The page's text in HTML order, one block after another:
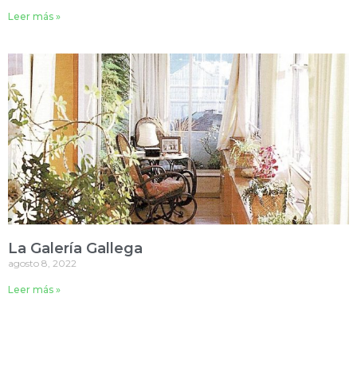
Leer más »
La Galería Gallega
agosto 8, 2022
Leer más »